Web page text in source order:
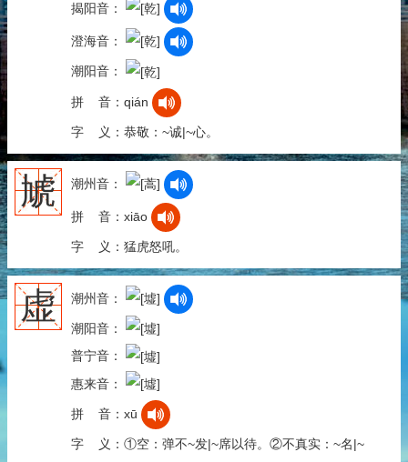
揭阳音：
澄海音：
潮阳音：
拼 音：qián
字 义：恭敬：~诚|~心。
虓 潮州音：
拼 音：xiāo
字 义：猛虎怒吼。
虚 潮州音：
潮阳音：
普宁音：
惠来音：
拼 音：xū
字 义：①空：弹不~发|~席以待。②不真实：~名|~